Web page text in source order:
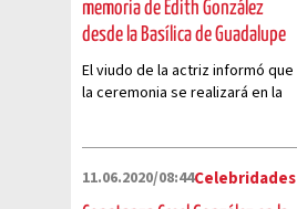
memoria de Edith González
desde la Basílica de Guadalupe
El viudo de la actriz informó que
la ceremonia se realizará en la
11.06.2020/08:44Celebridades